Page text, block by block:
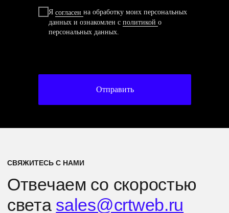
Я согласен на обработку моих персональных
данных и ознакомлен с политикой о
персональных данных.
Отправить